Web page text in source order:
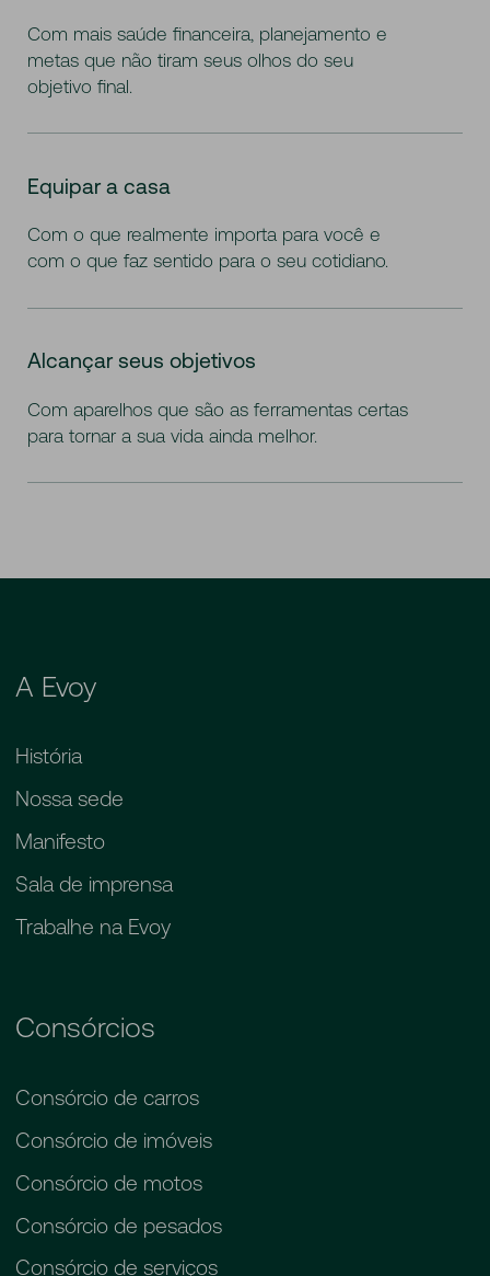
Com mais saúde financeira, planejamento e
metas que não tiram seus olhos do seu
objetivo final.
Equipar a casa
Com o que realmente importa para você e
com o que faz sentido para o seu cotidiano.
Alcançar seus objetivos
Com aparelhos que são as ferramentas certas
para tornar a sua vida ainda melhor.
A Evoy
História
Nossa sede
Manifesto
Sala de imprensa
Trabalhe na Evoy
Consórcios
Consórcio de carros
Consórcio de imóveis
Consórcio de motos
Consórcio de pesados
Consórcio de serviços